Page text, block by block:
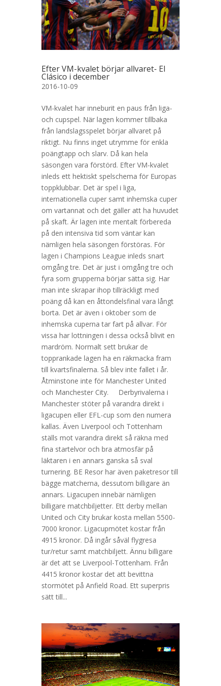
Efter VM-kvalet börjar allvaret- El
Clásico i december
2016-10-09
VM-kvalet har inneburit en paus från liga-
och cupspel. När lagen kommer tillbaka
från landslagsspelet börjar allvaret på
riktigt. Nu finns inget utrymme för enkla
poängtapp och slarv. Då kan hela
säsongen vara förstörd. Efter VM-kvalet
inleds ett hektiskt spelschema för Europas
toppklubbar. Det är spel i liga,
internationella cuper samt inhemska cuper
om vartannat och det gäller att ha huvudet
på skaft. Är lagen inte mentalt förbereda
på den intensiva tid som väntar kan
nämligen hela säsongen förstöras. För
lagen i Champions League inleds snart
omgång tre. Det är just i omgång tre och
fyra som grupperna börjar sätta sig. Har
man inte skrapar ihop tillräckligt med
poäng då kan en åttondelsfinal vara långt
borta. Det är även i oktober som de
inhemska cuperna tar fart på allvar. För
vissa har lottningen i dessa också blivit en
mardröm. Normalt sett brukar de
topprankade lagen ha en räkmacka fram
till kvartsfinalerna. Så blev inte fallet i år.
Åtminstone inte för Manchester United
och Manchester City. Derbyrivalerna i
Manchester stöter på varandra direkt i
ligacupen eller EFL-cup som den numera
kallas. Även Liverpool och Tottenham
ställs mot varandra direkt så räkna med
fina startelvor och bra atmosfär på
läktaren i en annars ganska så sval
turnering. BE Resor har även paketresor till
bägge matcherna, dessutom billigare än
annars. Ligacupen innebär nämligen
billigare matchbiljetter. Ett derby mellan
United och City brukar kosta mellan 5500-
7000 kronor. Ligacupmötet kostar från
4915 kronor. Då ingår såväl flygresa
tur/retur samt matchbiljett. Ännu billigare
är det att se Liverpool-Tottenham. Från
4415 kronor kostar det att bevittna
stormötet på Anfield Road. Ett superpris
sätt till...